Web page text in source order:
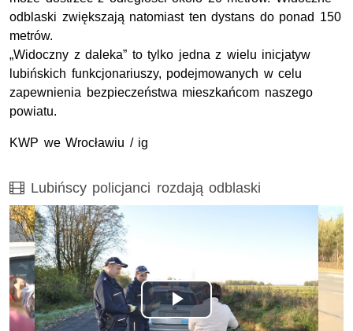
odblaski zwiększają natomiast ten dystans do ponad 150
metrów.
„Widoczny z daleka” to tylko jedna z wielu inicjatyw
lubińskich funkcjonariuszy, podejmowanych w celu
zapewnienia bezpieczeństwa mieszkańcom naszego
powiatu.
KWP we Wrocławiu / ig
Film
Lubińscy policjanci rozdają odblaski
Odtwórz